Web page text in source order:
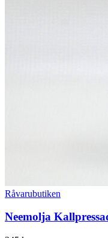
Råvarubutiken
Neemolja